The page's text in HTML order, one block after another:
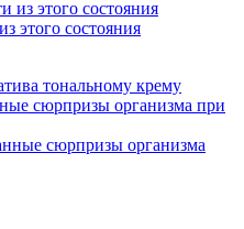
этого состояния
тональному крему
сюрпризы организма при
сюрпризы организма